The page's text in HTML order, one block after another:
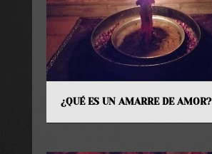
¿QUÉ ES UN AMARRE DE AMOR?